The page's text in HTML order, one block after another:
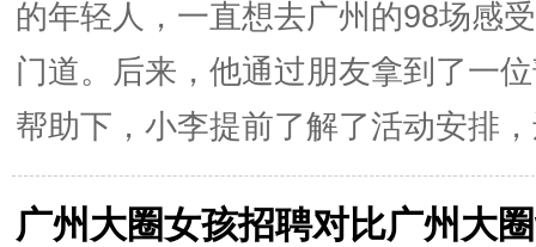
的年轻人，一直想去广州的98场感
门道。后来，他通过朋友拿到了一
帮助下，小李提前了解了活动安排
广州大圈女孩招聘对比广州大